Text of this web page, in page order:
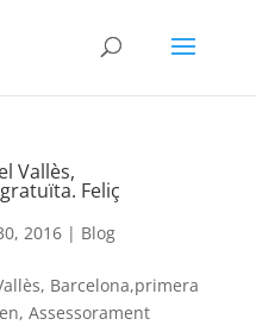
Vallès,
Feliç
2016| Blog
Barcelona,primera
Assessorament